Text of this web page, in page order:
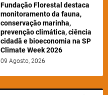
Fundação Florestal destaca
monitoramento da fauna,
conservação marinha,
prevenção climática, ciência
cidadã e bioeconomia na SP
Climate Week 2026
09 Agosto, 2026